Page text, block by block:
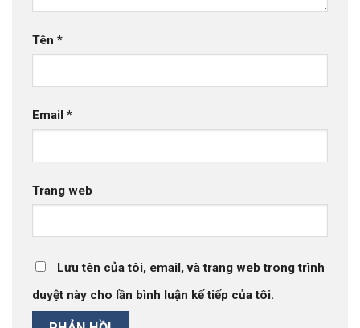
Tên *
Email *
Trang web
Lưu tên của tôi, email, và trang web trong trình
duyệt này cho lần bình luận kế tiếp của tôi.